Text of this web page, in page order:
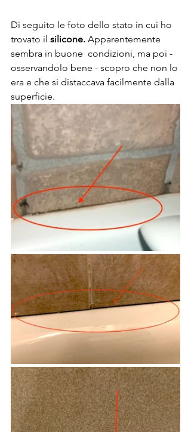
Di seguito le foto dello stato in cui ho
trovato il silicone. Apparentemente
sembra in buone  condizioni, ma poi -
osservandolo bene - scopro che non lo
era e che si distaccava facilmente dalla
superficie.